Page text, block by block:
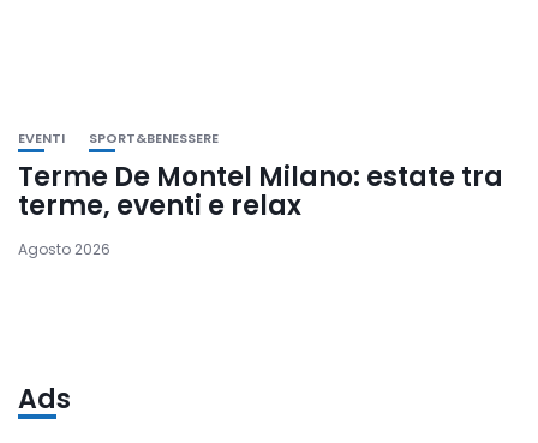
EVENTI SPORT&BENESSERE
Terme De Montel Milano: estate tra
terme, eventi e relax
Agosto 2026
Ads